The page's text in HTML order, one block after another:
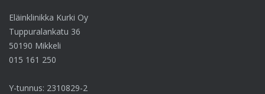
Eläinklinikka Kurki Oy
Tuppuralankatu 36
50190 Mikkeli
015 161 250
Y-tunnus: 2310829-2